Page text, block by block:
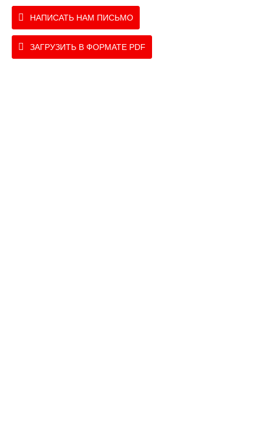
НАПИСАТЬ НАМ ПИСЬМО
ЗАГРУЗИТЬ В ФОРМАТЕ PDF